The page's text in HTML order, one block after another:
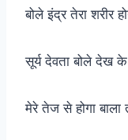
बोले इंद्र तेरा शरीर
सूर्य देवता बोले देख
मेरे तेज से होगा बाला